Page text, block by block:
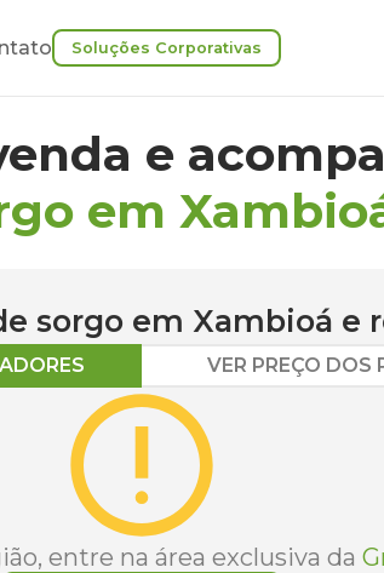
Soluções Corporativas
e
em
sorgo em Xambioá e
VER PREÇO DOS
entre na área exclusiva da